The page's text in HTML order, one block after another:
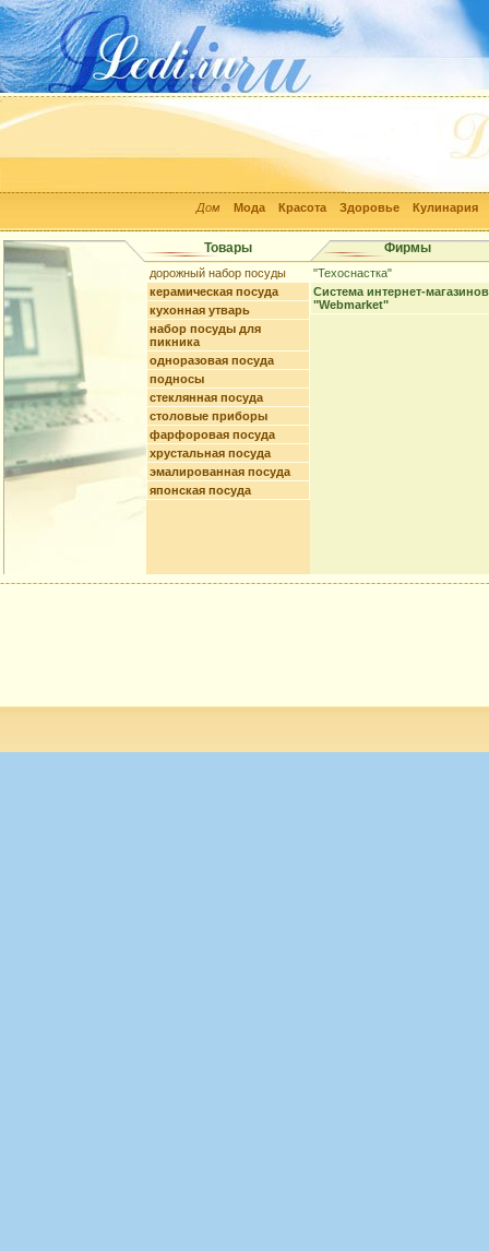
Дом Мода Красота Здоровье Кулинария
Товары Фирмы
дорожный набор посуды
керамическая посуда
кухонная утварь
набор посуды для
пикника
одноразовая посуда
подносы
стеклянная посуда
столовые приборы
фарфоровая посуда
хрустальная посуда
эмалированная посуда
японская посуда
"Техоснастка"
Система интернет-магазинов
"Webmarket"